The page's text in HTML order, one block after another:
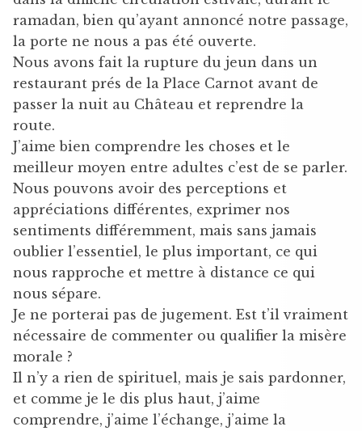
ramadan, bien qu’ayant annoncé notre passage,
la porte ne nous a pas été ouverte.
Nous avons fait la rupture du jeun dans un
restaurant prés de la Place Carnot avant de
passer la nuit au Château et reprendre la
route.
J’aime bien comprendre les choses et le
meilleur moyen entre adultes c’est de se parler.
Nous pouvons avoir des perceptions et
appréciations différentes, exprimer nos
sentiments différemment, mais sans jamais
oublier l’essentiel, le plus important, ce qui
nous rapproche et mettre à distance ce qui
nous sépare.
Je ne porterai pas de jugement. Est t’il vraiment
nécessaire de commenter ou qualifier la misère
morale ?
Il n’y a rien de spirituel, mais je sais pardonner,
et comme je le dis plus haut, j’aime
comprendre, j’aime l’échange, j’aime la